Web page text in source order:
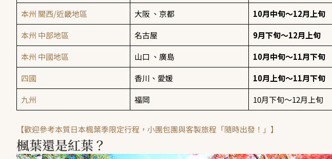
本州 關西/近畿地區
大阪 、京都
10月中旬〜12月上旬
本州 中部地區
名古屋
9月下旬〜12月上旬
本州 中國地區
山口 、廣島
10月中旬〜11月下旬
四國
香川、愛媛
10月上旬〜11月下旬
九州
福岡 10月下旬〜12月上旬
【歡迎參考本質日本楓葉季限定行程，小團包團與客製旅程「隨時出發！」】
楓葉還是紅葉？